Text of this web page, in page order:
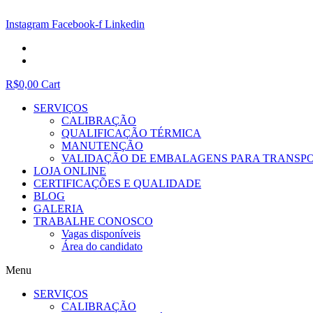
para
conteúdo
Instagram Facebook-f Linkedin
R$0,00 Cart
SERVIÇOS
CALIBRAÇÃO
QUALIFICAÇÃO TÉRMICA
MANUTENÇÃO
VALIDAÇÃO DE EMBALAGENS PARA
LOJA ONLINE
CERTIFICAÇÕES E QUALIDADE
BLOG
GALERIA
TRABALHE CONOSCO
Vagas disponíveis
Área do candidato
Menu
SERVIÇOS
CALIBRAÇÃO